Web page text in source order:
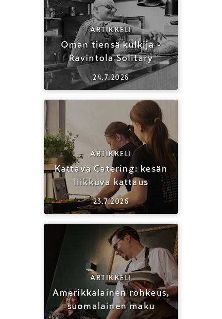
ARTIKKELI
Oman tiensä kulkija -
Ravintola Solitary
24.7.2026
ARTIKKELI
Kattava Catering: kesän
liikkuva kattaus
23.7.2026
ARTIKKELI
Amerikkalainen rohkeus,
suomalainen maku